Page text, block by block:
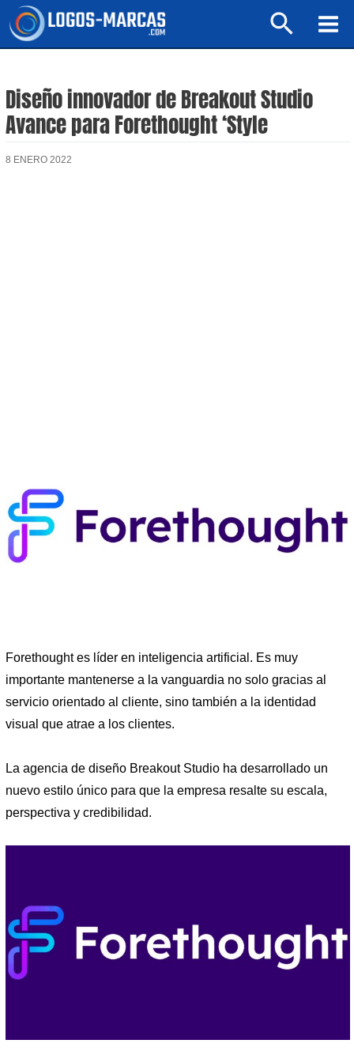
Buscar
Diseño innovador de Breakout Studio
Avance para Forethought ‘Style
8 ENERO 2022
Forethought es líder en inteligencia artificial. Es muy
importante mantenerse a la vanguardia no solo gracias al
servicio orientado al cliente, sino también a la identidad
visual que atrae a los clientes.
La agencia de diseño Breakout Studio ha desarrollado un
nuevo estilo único para que la empresa resalte su escala,
perspectiva y credibilidad.